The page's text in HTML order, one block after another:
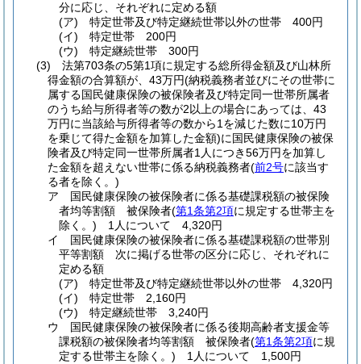
分に応じ、それぞれに定める額
(ア)
特定世帯及び特定継続世帯以外の世帯 400円
(イ)
特定世帯 200円
(ウ)
特定継続世帯 300円
(3)
法第703条の5第1項に規定する総所得金額及び山林所
得金額の合算額が、43万円(納税義務者並びにその世帯に
属する国民健康保険の被保険者及び特定同一世帯所属者
のうち給与所得者等の数が2以上の場合にあっては、43
万円に当該給与所得者等の数から1を減じた数に10万円
を乗じて得た金額を加算した金額)に国民健康保険の被保
険者及び特定同一世帯所属者1人につき56万円を加算し
た金額を超えない世帯に係る納税義務者(前2号に該当す
る者を除く。)
ア
国民健康保険の被保険者に係る基礎課税額の被保険
者均等割額 被保険者(第1条第2項に規定する世帯主を
除く。) 1人について 4,320円
イ
国民健康保険の被保険者に係る基礎課税額の世帯別
平等割額 次に掲げる世帯の区分に応じ、それぞれに
定める額
(ア)
特定世帯及び特定継続世帯以外の世帯 4,320円
(イ)
特定世帯 2,160円
(ウ)
特定継続世帯 3,240円
ウ
国民健康保険の被保険者に係る後期高齢者支援金等
課税額の被保険者均等割額 被保険者(第1条第2項に規
定する世帯主を除く。) 1人について 1,500円